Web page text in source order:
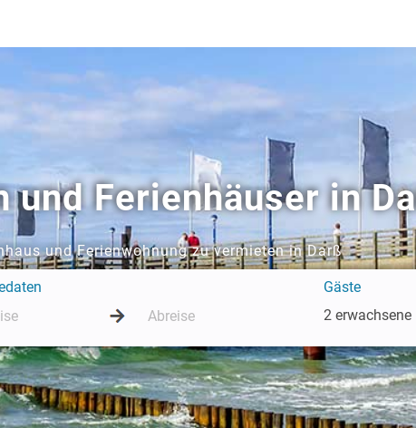
und Ferienhäuser in
und Ferienwohnung zu vermieten in Darß
Gäste
2 erwachsene